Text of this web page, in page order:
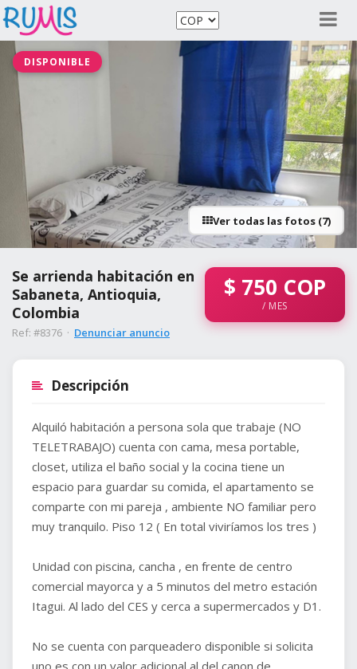
DISPONIBLE
Ver todas las fotos (7)
Se arrienda habitación en
Sabaneta, Antioquia,
Colombia
Ref: #8376 · Denunciar anuncio
$ 750 COP
/ MES
Descripción
Alquiló habitación a persona sola que trabaje (NO
TELETRABAJO) cuenta con cama, mesa portable,
closet, utiliza el baño social y la cocina tiene un
espacio para guardar su comida, el apartamento se
comparte con mi pareja , ambiente NO familiar pero
muy tranquilo. Piso 12 ( En total viviríamos los tres )
Unidad con piscina, cancha , en frente de centro
comercial mayorca y a 5 minutos del metro estación
Itagui. Al lado del CES y cerca a supermercados y D1.
No se cuenta con parqueadero disponible si solicita